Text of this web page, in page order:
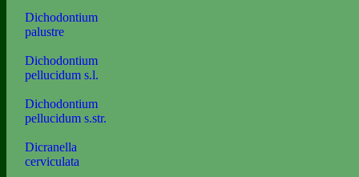
Dichodontium
palustre
Dichodontium
pellucidum s.l.
Dichodontium
pellucidum s.str.
Dicranella
cerviculata